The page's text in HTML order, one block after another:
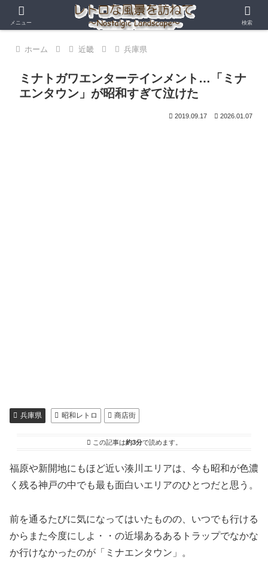
ホーム 近畿 兵庫県
ミナトガワエンターテインメント…「ミナ
エンタウン」が昭和すぎて泣けた
2019.09.17 2026.01.07
兵庫県 昭和レトロ 商店街
この記事は約3分で読めます。
福原や新開地にもほど近い湊川エリアは、今も昭和が色濃
く残る神戸の中でも最も面白いエリアのひとつだと思う。
前を通るたびに気になってはいたものの、いつでも行ける
からまた今度にしよ・・の近場あるあるトラップでなかな
か行けなかったのが「ミナエンタウン」。
メニュー 検索